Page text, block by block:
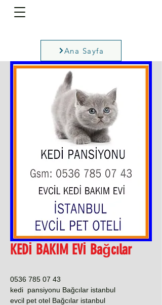
Ana Sayfa
KEDİ BAKIM EVİ Bağcılar
0536 785 07 43
kedi pansiyonu Bağcılar istanbul
evcil pet otel Bağcılar istanbul